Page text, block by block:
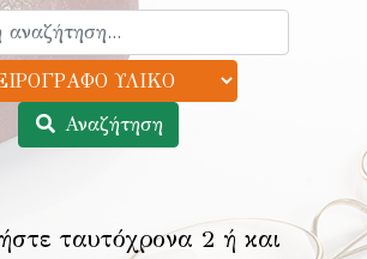
Αναζήτηση
ταυτόχρονα 2 ή και